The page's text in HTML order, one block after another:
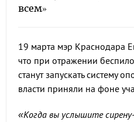
всем»
19 марта мэр Краснодара
что при отражении
станут запускать систему
власти приняли на фоне
«Когда вы услышите